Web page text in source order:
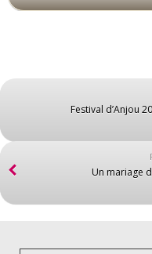
Festival d’Anjou
Un mariage